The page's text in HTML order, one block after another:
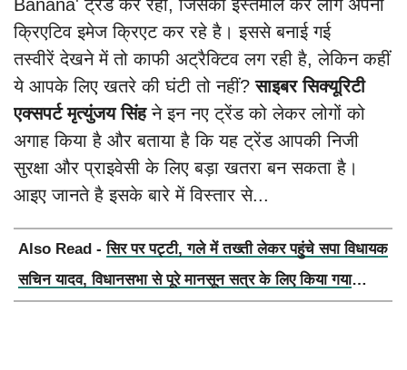
Banana' ट्रेड कर रहा, जिसका इस्तेमाल कर लोग अपना
क्रिएटिव इमेज क्रिएट कर रहे है। इससे बनाई गई
तस्वीरें देखने में तो काफी अट्रैक्टिव लग रही है, लेकिन कहीं
ये आपके लिए खतरे की घंटी तो नहीं?साइबर सिक्यूरिटी
एक्सपर्ट मृत्युंजय सिंहने इन नए ट्रेंड को लेकर लोगों को
अगाह किया है और बताया है कि यह ट्रेंड आपकी निजी
सुरक्षा और प्राइवेसी के लिए बड़ा खतरा बन सकता है।
आइए जानते है इसके बारे में विस्तार से...
Also Read -सिर पर पट्टी, गले में तख्ती लेकर पहुंचे सपा विधायक
सचिन यादव, विधानसभा से पूरे मानसून सत्र के लिए किया गया